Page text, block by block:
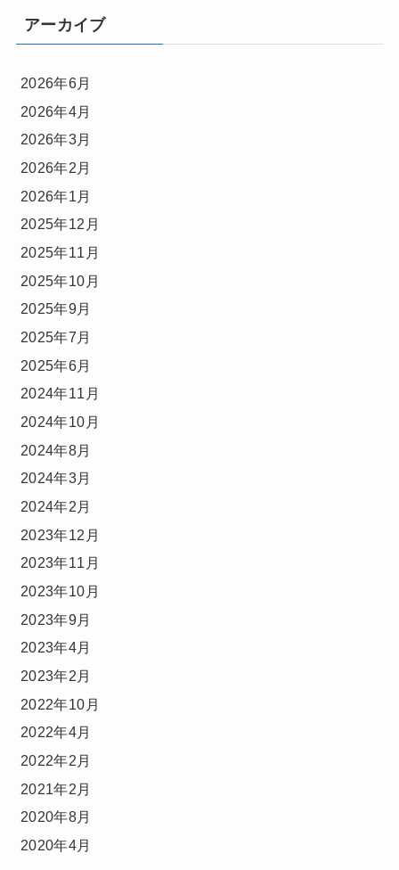
アーカイブ
2026年6月
2026年4月
2026年3月
2026年2月
2026年1月
2025年12月
2025年11月
2025年10月
2025年9月
2025年7月
2025年6月
2024年11月
2024年10月
2024年8月
2024年3月
2024年2月
2023年12月
2023年11月
2023年10月
2023年9月
2023年4月
2023年2月
2022年10月
2022年4月
2022年2月
2021年2月
2020年8月
2020年4月